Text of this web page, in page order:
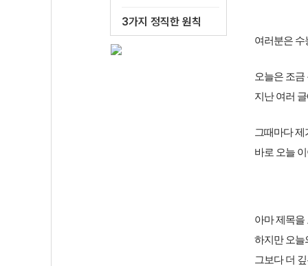
3가지 정직한 원칙
여러분은 수
오늘은 조금
지난 여러
그때마다 제
바로 오늘
아마 제목을
하지만 오늘
그보다 더